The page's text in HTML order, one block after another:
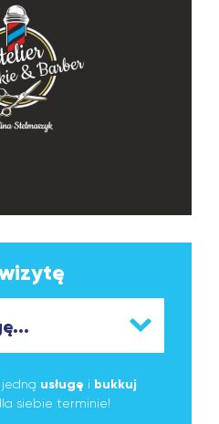
usługę i bukkuj
siebie terminie!